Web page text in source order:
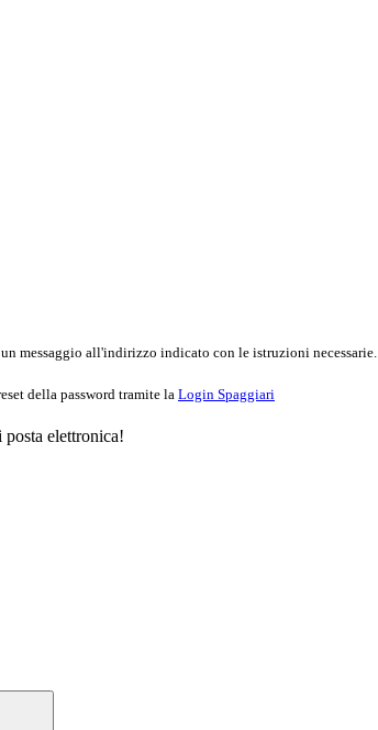
messaggio all'indirizzo indicato con le istruzioni necessarie.
della password tramite la Login Spaggiari
elettronica!